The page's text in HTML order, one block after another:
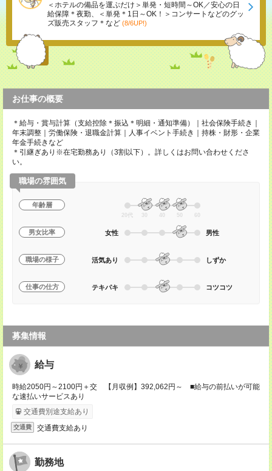
＜ホテルの備品を運ぶだけ＞単発・短時間～OK／安心の日
給保障＊夜勤、＜単発＊1日～OK！＞コンサートなどのグッ
ズ販売スタッフ＊など (8/6UP!)
お仕事の概要
＊給与・賞与計算（支給控除＊振込＊明細・通知準備）｜社会保険手続き｜
年末調整｜労働保険・退職金計算｜人事イベント手続き｜持株・財形・企業
年金手続きなど
＊引継ぎあり※在宅勤務あり（3割以下）。詳しくはお問い合わせくださ
い。
職場の雰囲気
年齢層
20代 30 40 50 60
男女比率 女性 男性
職場の様子 活気あり しずか
仕事の仕方 テキパキ コツコツ
募集情報
給与
時給2050円～2100円＋交 【月収例】392,062円～ ■給与の前払いが可能
な速払いサービスあり
交通費別途支給あり
交通費 交通費支給あり
勤務地